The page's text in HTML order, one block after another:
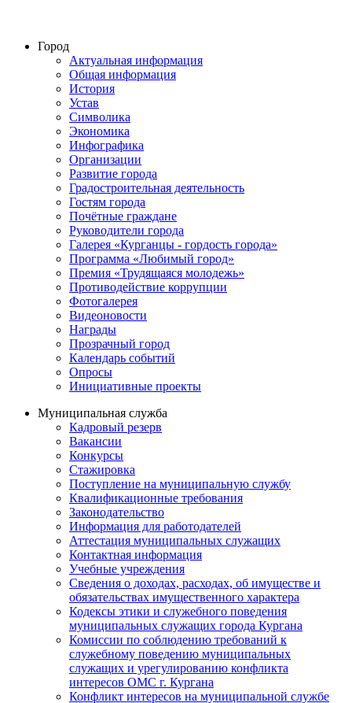
Город
Актуальная информация
Общая информация
История
Устав
Символика
Экономика
Инфографика
Организации
Развитие города
Градостроительная деятельность
Гостям города
Почётные граждане
Руководители города
Галерея «Курганцы - гордость города»
Программа «Любимый город»
Премия «Трудящаяся молодежь»
Противодействие коррупции
Фотогалерея
Видеоновости
Награды
Прозрачный город
Календарь событий
Опросы
Инициативные проекты
Муниципальная служба
Кадровый резерв
Вакансии
Конкурсы
Стажировка
Поступление на муниципальную службу
Квалификационные требования
Законодательство
Информация для работодателей
Аттестация муниципальных служащих
Контактная информация
Учебные учреждения
Сведения о доходах, расходах, об имуществе и
обязательствах имущественного характера
Кодексы этики и служебного поведения
муниципальных служащих города Кургана
Комиссии по соблюдению требований к
служебному поведению муниципальных
служащих и урегулированию конфликта
интересов ОМС г. Кургана
Конфликт интересов на муниципальной службе